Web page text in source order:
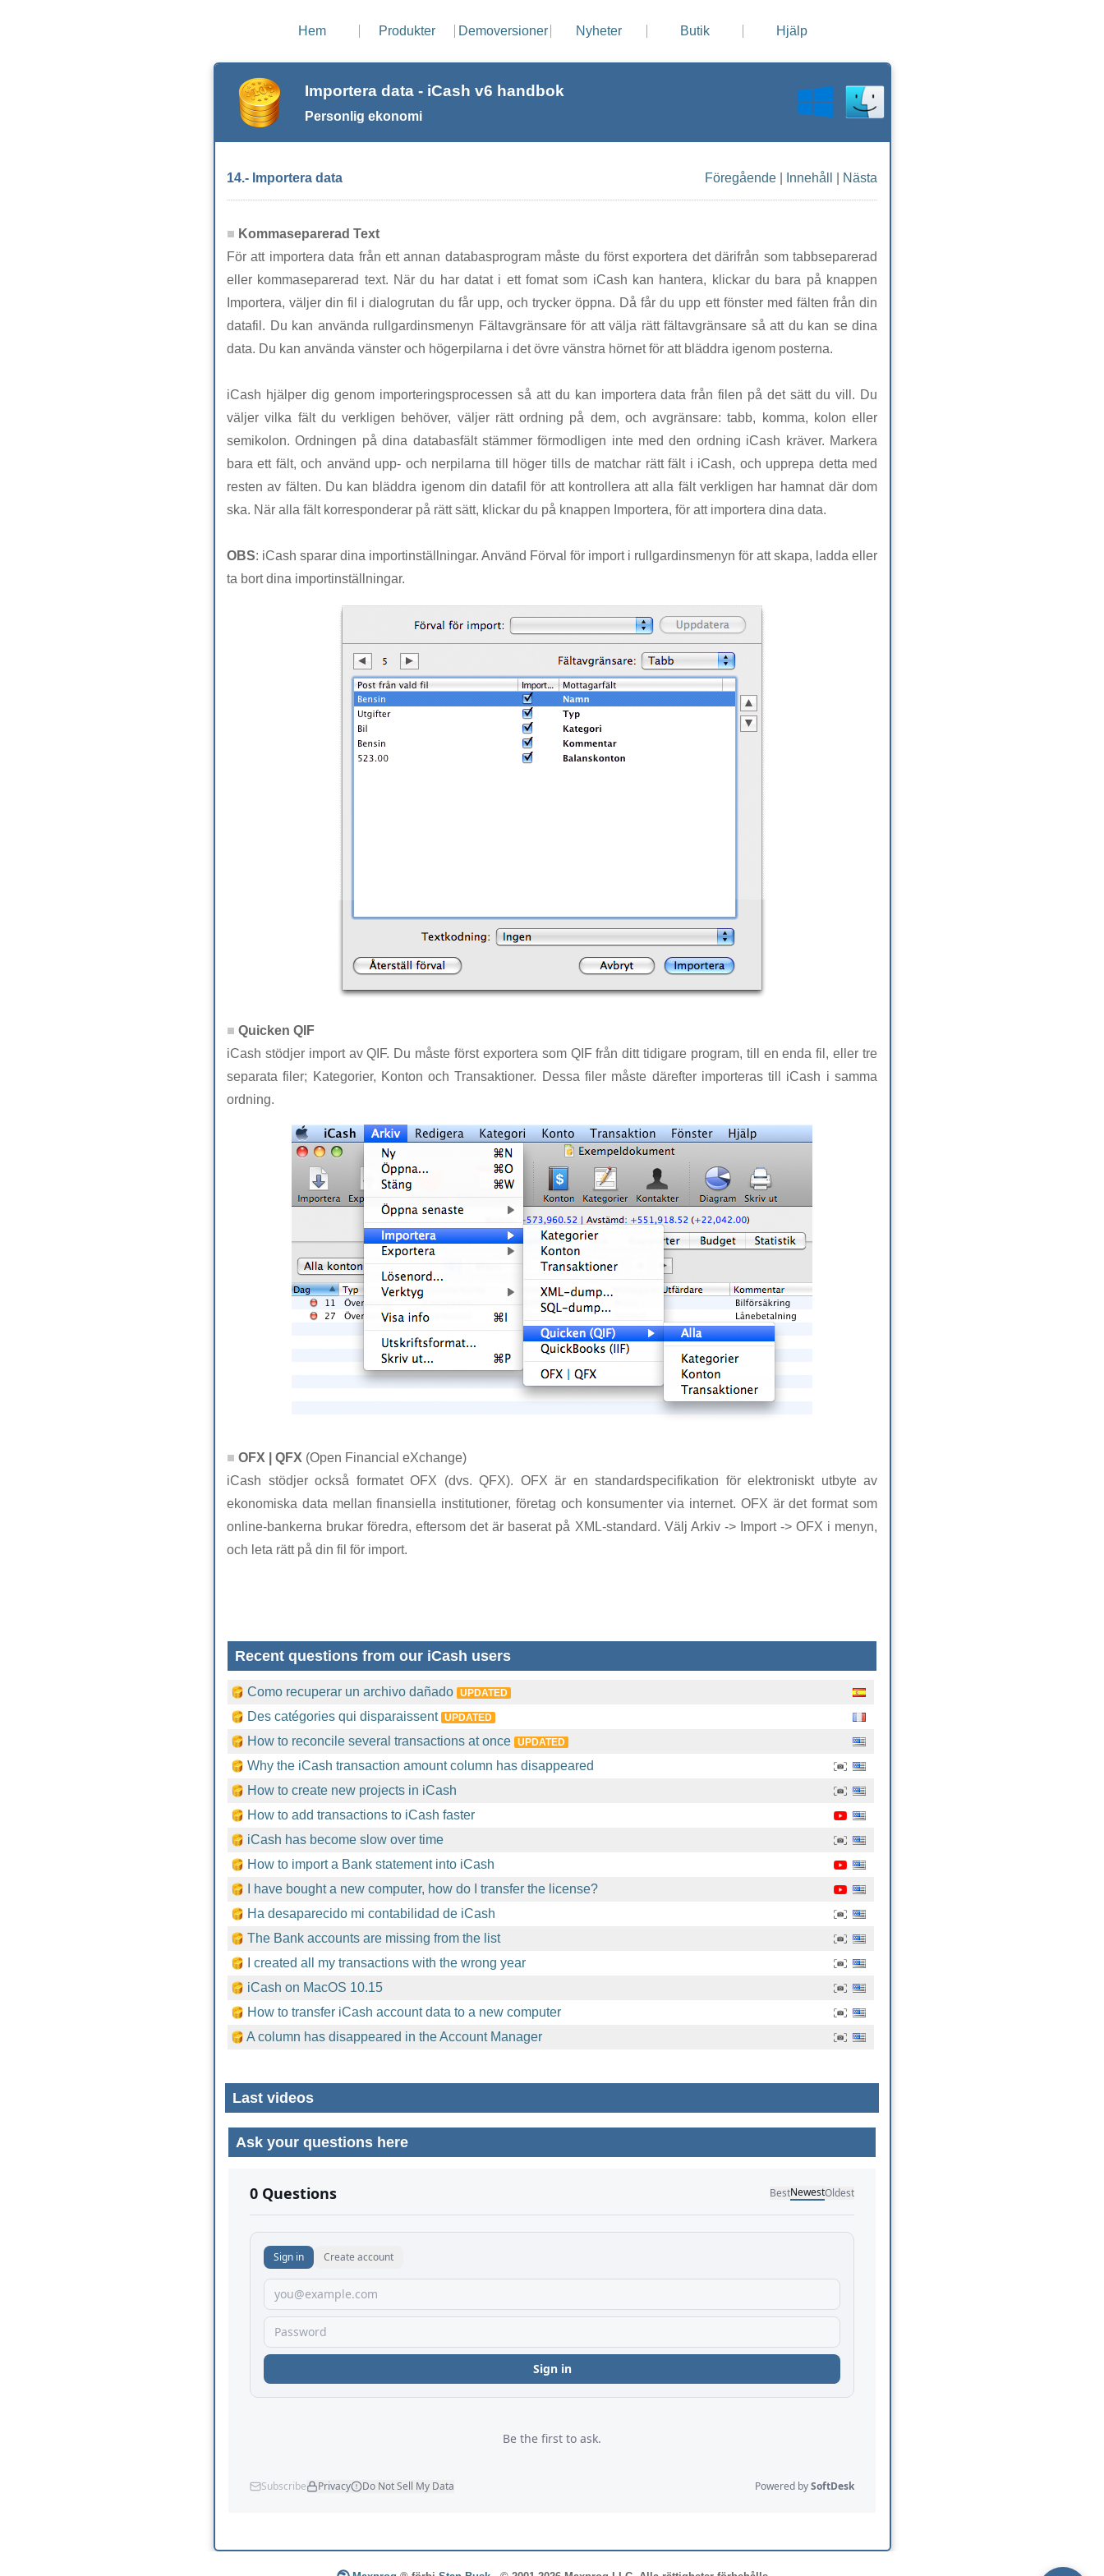
Hem Produkter Demoversioner Nyheter Butik Hjälp
Importera data - iCash v6 handbok
Personlig ekonomi
14.- Importera data Föregående Innehåll Nästa
Kommaseparerad Text
För att importera data från ett annan databasprogram måste du först exportera det därifrån som tabbseparerad
eller kommaseparerad text. När du har datat i ett fomat som iCash kan hantera, klickar du bara på knappen
Importera, väljer din fil i dialogrutan du får upp, och trycker öppna. Då får du upp ett fönster med fälten från din
datafil. Du kan använda rullgardinsmenyn Fältavgränsare för att välja rätt fältavgränsare så att du kan se dina
data. Du kan använda vänster och högerpilarna i det övre vänstra hörnet för att bläddra igenom posterna.
iCash hjälper dig genom importeringsprocessen så att du kan importera data från filen på det sätt du vill. Du
väljer vilka fält du verkligen behöver, väljer rätt ordning på dem, och avgränsare: tabb, komma, kolon eller
semikolon. Ordningen på dina databasfält stämmer förmodligen inte med den ordning iCash kräver. Markera
bara ett fält, och använd upp- och nerpilarna till höger tills de matchar rätt fält i iCash, och upprepa detta med
resten av fälten. Du kan bläddra igenom din datafil för att kontrollera att alla fält verkligen har hamnat där dom
ska. När alla fält korresponderar på rätt sätt, klickar du på knappen Importera, för att importera dina data.
OBS: iCash sparar dina importinställningar. Använd Förval för import i rullgardinsmenyn för att skapa, ladda eller
ta bort dina importinställningar.
Quicken QIF
iCash stödjer import av QIF. Du måste först exportera som QIF från ditt tidigare program, till en enda fil, eller tre
separata filer; Kategorier, Konton och Transaktioner. Dessa filer måste därefter importeras till iCash i samma
ordning.
OFX | QFX (Open Financial eXchange)
iCash stödjer också formatet OFX (dvs. QFX). OFX är en standardspecifikation för elektroniskt utbyte av
ekonomiska data mellan finansiella institutioner, företag och konsumenter via internet. OFX är det format som
online-bankerna brukar föredra, eftersom det är baserat på XML-standard. Välj Arkiv -> Import -> OFX i menyn,
och leta rätt på din fil för import.
Recent questions from our iCash users
Como recuperar un archivo dañado UPDATED
Des catégories qui disparaissent UPDATED
How to reconcile several transactions at once UPDATED
Why the iCash transaction amount column has disappeared
How to create new projects in iCash
How to add transactions to iCash faster
iCash has become slow over time
How to import a Bank statement into iCash
I have bought a new computer, how do I transfer the license?
Ha desaparecido mi contabilidad de iCash
The Bank accounts are missing from the list
I created all my transactions with the wrong year
iCash on MacOS 10.15
How to transfer iCash account data to a new computer
A column has disappeared in the Account Manager
Last videos
Ask your questions here
No comments yet.